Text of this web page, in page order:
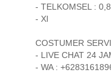
- TELKOMSEL :
- Xl
COSTUMER
- LIVE CHAT 24
- WA :